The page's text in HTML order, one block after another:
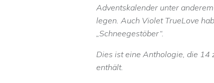
Adventskalender unter
legen. Auch Violet TrueLove
„Schneegestöber“.
Dies ist eine Anthologie, die 14
enthält.